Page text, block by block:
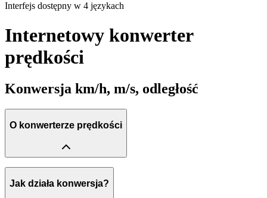
Interfejs dostępny w 4 językach
Internetowy konwerter
prędkości
Konwersja km/h, m/s, odległość
O konwerterze prędkości
Jak działa konwersja?